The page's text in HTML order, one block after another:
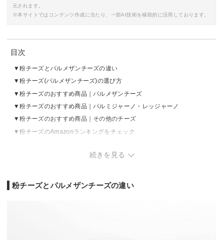
元されます。
※本サイトではコンテンツ作成に当たり、一部AI技術を補助的に活用しております。
目次
粉チーズとパルメザンチーズの違い
粉チーズ(パルメザンチーズ)の選び方
粉チーズのおすすめ商品｜パルメザンチーズ
粉チーズのおすすめ商品｜パルミジャーノ・レッジャーノ
粉チーズのおすすめ商品｜その他のチーズ
粉チーズのAmazonランキングをチェック
番外編：粉チーズを使ったおすすめのレシピ
続きを見る
粉チーズとパルメザンチーズの違い